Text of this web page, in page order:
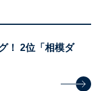
！ 2位「相模ダ